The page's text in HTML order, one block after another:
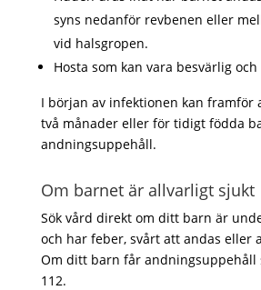
syns nedanför revbenen eller
vid halsgropen.
Hosta som kan vara besvärlig
I början av infektionen kan framför
två månader eller för tidigt födda
andningsuppehåll.
Om barnet är allvarligt sjukt
Sök vård direkt om ditt barn är
och har feber, svårt att andas eller
Om ditt barn får andningsuppehåll
112.